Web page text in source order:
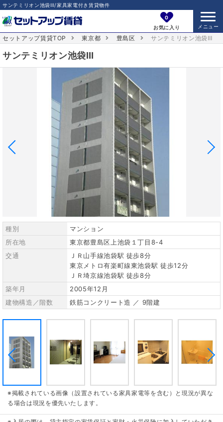
サンテミリオン池袋Ⅲ/家具家電付き賃貸物件
0
お気に入り
セットアップ賃貸TOP 東京都 豊島区 サンテミリオン池袋Ⅲ
サンテミリオン池袋Ⅲ
種別
マンション
所在地
東京都豊島区上池袋１丁目8-4
交通
ＪＲ山手線池袋駅 徒歩8分
東京メトロ有楽町線東池袋駅 徒歩12分
ＪＲ埼京線池袋駅 徒歩8分
築年月
2005年12月
建物構造／階数
鉄筋コンクリート造 ／ 9階建
※掲載されている画像（設置されている家具家電等を含む）と現況が異な
る場合は現況を優先いたします。